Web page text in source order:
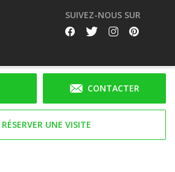
CONTACTER
RÉSERVER UNE VISITE
SUIVEZ-NOUS SUR